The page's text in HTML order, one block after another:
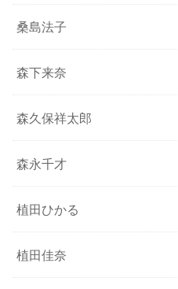
桑島法子
森下来奈
森久保祥太郎
森永千才
植田ひかる
植田佳奈